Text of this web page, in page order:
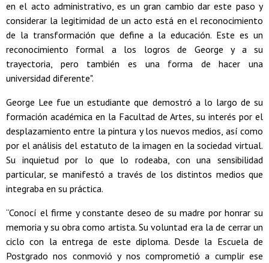
en el acto administrativo, es un gran cambio dar este paso y
considerar la legitimidad de un acto está en el reconocimiento
de la transformación que define a la educación. Este es un
reconocimiento formal a los logros de George y a su
trayectoria, pero también es una forma de hacer una
universidad diferente".
George Lee fue un estudiante que demostró a lo largo de su
formación académica en la Facultad de Artes, su interés por el
desplazamiento entre la pintura y los nuevos medios, así como
por el análisis del estatuto de la imagen en la sociedad virtual.
Su inquietud por lo que lo rodeaba, con una sensibilidad
particular, se manifestó a través de los distintos medios que
integraba en su práctica.
“Conocí el firme y constante deseo de su madre por honrar su
memoria y su obra como artista. Su voluntad era la de cerrar un
ciclo con la entrega de este diploma. Desde la Escuela de
Postgrado nos conmovió y nos comprometió a cumplir ese